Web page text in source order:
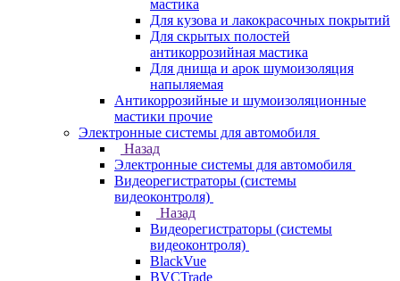
мастика
Для кузова и лакокрасочных покрытий
Для скрытых полостей
антикоррозийная мастика
Для днища и арок шумоизоляция
напыляемая
Антикоррозийные и шумоизоляционные
мастики прочие
Электронные системы для автомобиля
Назад
Электронные системы для автомобиля
Видеорегистраторы (системы
видеоконтроля)
Назад
Видеорегистраторы (системы
видеоконтроля)
BlackVue
BVCTrade